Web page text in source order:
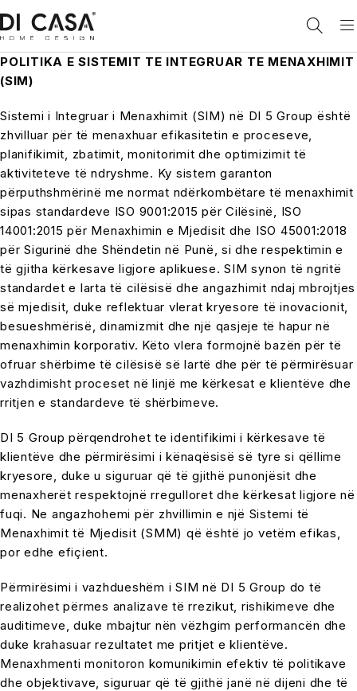
POLITIKA E SISTEMIT TE INTEGRUAR TE MENAXHIMIT
(SIM)
Sistemi i Integruar i Menaxhimit (SIM) në DI 5 Group është
zhvilluar për të menaxhuar efikasitetin e proceseve,
planifikimit, zbatimit, monitorimit dhe optimizimit të
aktiviteteve të ndryshme. Ky sistem garanton
përputhshmërinë me normat ndërkombëtare të menaxhimit
sipas standardeve ISO 9001:2015 për Cilësinë, ISO
14001:2015 për Menaxhimin e Mjedisit dhe ISO 45001:2018
për Sigurinë dhe Shëndetin në Punë, si dhe respektimin e
të gjitha kërkesave ligjore aplikuese. SIM synon të ngritë
standardet e larta të cilësisë dhe angazhimit ndaj mbrojtjes
së mjedisit, duke reflektuar vlerat kryesore të inovacionit,
besueshmërisë, dinamizmit dhe një qasjeje të hapur në
menaxhimin korporativ. Këto vlera formojnë bazën për të
ofruar shërbime të cilësisë së lartë dhe për të përmirësuar
vazhdimisht proceset në linjë me kërkesat e klientëve dhe
rritjen e standardeve të shërbimeve.
DI 5 Group përqendrohet te identifikimi i kërkesave të
klientëve dhe përmirësimi i kënaqësisë së tyre si qëllime
kryesore, duke u siguruar që të gjithë punonjësit dhe
menaxherët respektojnë rregulloret dhe kërkesat ligjore në
fuqi. Ne angazhohemi për zhvillimin e një Sistemi të
Menaxhimit të Mjedisit (SMM) që është jo vetëm efikas,
por edhe efiçient.
Përmirësimi i vazhdueshëm i SIM në DI 5 Group do të
realizohet përmes analizave të rrezikut, rishikimeve dhe
auditimeve, duke mbajtur nën vëzhgim performancën dhe
duke krahasuar rezultatet me pritjet e klientëve.
Menaxhmenti monitoron komunikimin efektiv të politikave
dhe objektivave, siguruar që të gjithë janë në dijeni dhe të